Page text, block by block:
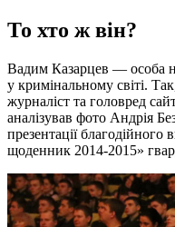
То хто ж він?
Вадим Казарцев — особа
у кримінальному світі.
журналіст та головред
аналізував фото Андрія
презентації
щоденник 2014-2015»